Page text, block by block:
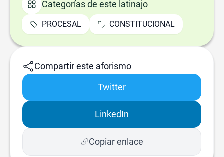
Categorías de este latinajo
PROCESAL CONSTITUCIONAL
Compartir este aforismo
Twitter
LinkedIn
Copiar enlace